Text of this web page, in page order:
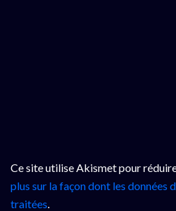
Ce site utilise Akismet pour
plus sur la façon dont les données
traitées.